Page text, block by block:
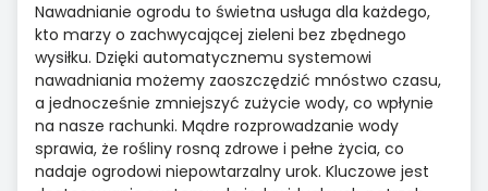
Nawadnianie ogrodu to świetna usługa dla każdego,
kto marzy o zachwycającej zieleni bez zbędnego
wysiłku. Dzięki automatycznemu systemowi
nawadniania możemy zaoszczędzić mnóstwo czasu,
a jednocześnie zmniejszyć zużycie wody, co wpłynie
na nasze rachunki. Mądre rozprowadzanie wody
sprawia, że rośliny rosną zdrowe i pełne życia, co
nadaje ogrodowi niepowtarzalny urok. Kluczowe jest